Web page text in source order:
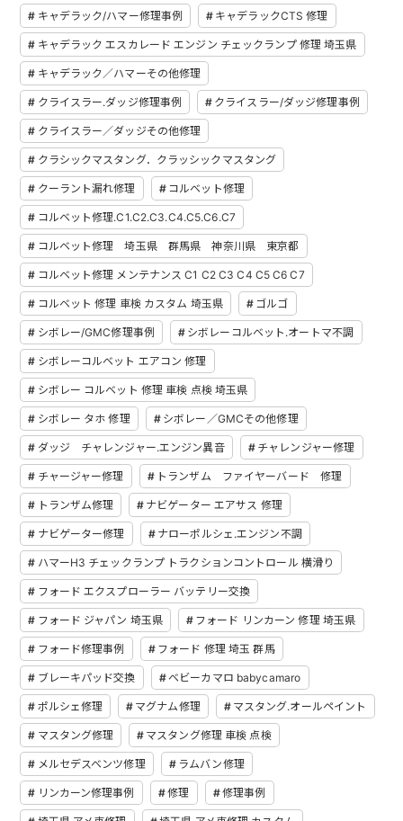
キャデラック/ハマー修理事例 キャデラックCTS 修理
キャデラック エスカレード エンジン チェックランプ 修理 埼玉県
キャデラック／ハマーその他修理
クライスラー.ダッジ修理事例 クライスラー/ダッジ修理事例
クライスラー／ダッジその他修理
クラシックマスタング．クラッシックマスタング
クーラント漏れ修理 コルベット修理
コルベット修理.C1.C2.C3.C4.C5.C6.C7
コルベット修理 埼玉県 群馬県 神奈川県 東京都
コルベット修理 メンテナンス C1 C2 C3 C4 C5 C6 C7
コルベット 修理 車検 カスタム 埼玉県 ゴルゴ
シボレー/GMC修理事例 シボレーコルベット.オートマ不調
シボレーコルベット エアコン 修理
シボレー コルベット 修理 車検 点検 埼玉県
シボレー タホ 修理 シボレー／GMCその他修理
ダッジ チャレンジャー.エンジン異音 チャレンジャー修理
チャージャー修理 トランザム ファイヤーバード 修理
トランザム修理 ナビゲーター エアサス 修理
ナビゲーター修理 ナローポルシェ.エンジン不調
ハマーH3 チェックランプ トラクションコントロール 横滑り
フォード エクスプローラー バッテリー交換
フォード ジャパン 埼玉県 フォード リンカーン 修理 埼玉県
フォード修理事例 フォード 修理 埼玉 群馬
ブレーキパッド交換 ベビーカマロ babycamaro
ポルシェ修理 マグナム修理 マスタング.オールペイント
マスタング修理 マスタング修理 車検 点検
メルセデスベンツ修理 ラムバン修理
リンカーン修理事例 修理 修理事例